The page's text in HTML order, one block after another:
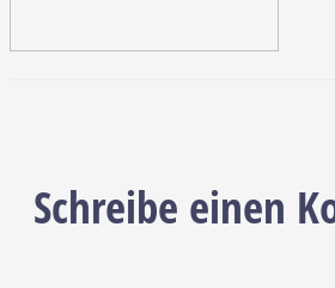
Schreibe einen